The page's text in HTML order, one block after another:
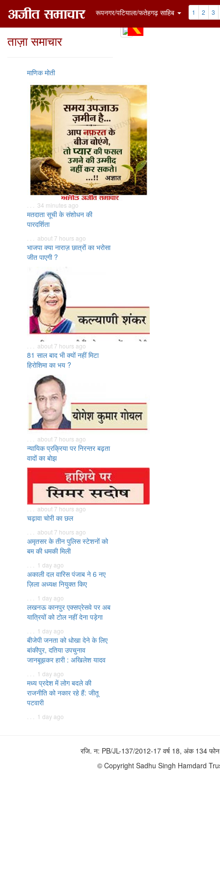
रूपनगर/पटियाला/फतेहगढ़ साहिब 1 2 3
ताज़ा समाचार
माणिक मोती
. . . 34 minutes ago
मतदाता सूची के संशोधन की
पारदर्शिता
. . . about 7 hours ago
भाजपा क्या नाराज़ छात्रों का भरोसा
जीत पाएगी ?
. . . about 7 hours ago
81 साल बाद भी क्यों नहीं मिटा
हिरोशिमा का भय ?
. . . about 7 hours ago
न्यायिक प्रक्रिया पर निरन्तर बढ़ता
वादों का बोझ
. . . about 7 hours ago
चढ़ावा चोरी का छल
. . . about 7 hours ago
अमृतसर के तीन पुलिस स्टेशनों को
बम की धमकी मिली
. . . 1 day ago
अकाली दल वारिस पंजाब ने 6 नए
ज़िला अध्यक्ष नियुक्त किए
. . . 1 day ago
लखनऊ कानपुर एक्सप्रेसवे पर अब
यात्रियों को टोल नहीं देना पड़ेगा
. . . 1 day ago
बीजेपी जनता को धोखा देने के लिए
बांकीपुर, दतिया उपचुनाव
जानबूझकर हारी : अखिलेश यादव
. . . 1 day ago
मध्य प्रदेश में लोग बदले की
राजनीति को नकार रहे हैं: जीतू
पटवारी
. . . 1 day ago
रजि. न: PB/JL-137/2012-17 वर्ष 18, अंक 134
© Copyright Sadhu Singh Hamdard